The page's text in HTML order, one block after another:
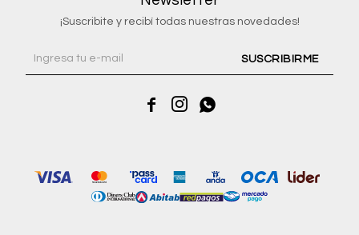
¡Suscribite y recibí todas nuestras novedades!
SUSCRIBIRME
  